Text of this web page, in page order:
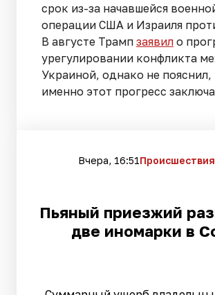
срок из-за начавшейся
операции США и Израиля
В августе Трамп заявил о
урегулировании конфликта
Украиной, однако не пояснил,
именно этот прогресс
Вчера, 16:51Происшествия
Пьяный приезжий
две иномарки в